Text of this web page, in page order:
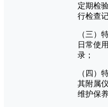
定期检
行检查
（三）
日常使
录；
（四）
其附属
维护保